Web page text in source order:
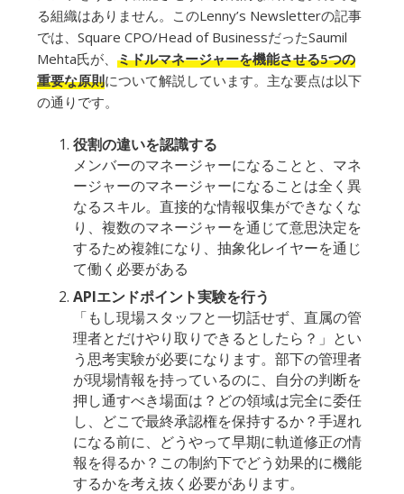
る組織はありません。このLenny’s Newsletterの記事
では、Square CPO/Head of BusinessだったSaumil
Mehta氏が、 ミドルマネージャーを機能させる5つの
重要な原則について解説しています。主な要点は以下
の通りです。
役割の違いを認識する
メンバーのマネージャーになることと、マネ
ージャーのマネージャーになることは全く異
なるスキル。直接的な情報収集ができなくな
り、複数のマネージャーを通じて意思決定を
するため複雑になり、抽象化レイヤーを通じ
て働く必要がある
APIエンドポイント実験を行う
「もし現場スタッフと一切話せず、直属の管
理者とだけやり取りできるとしたら？」とい
う思考実験が必要になります。部下の管理者
が現場情報を持っているのに、自分の判断を
押し通すべき場面は？どの領域は完全に委任
し、どこで最終承認権を保持するか？手遅れ
になる前に、どうやって早期に軌道修正の情
報を得るか？この制約下でどう効果的に機能
するかを考え抜く必要があります。